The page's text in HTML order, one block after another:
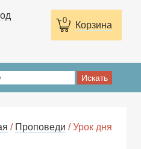
0 Корзина
/ Проповеди / Урок дня